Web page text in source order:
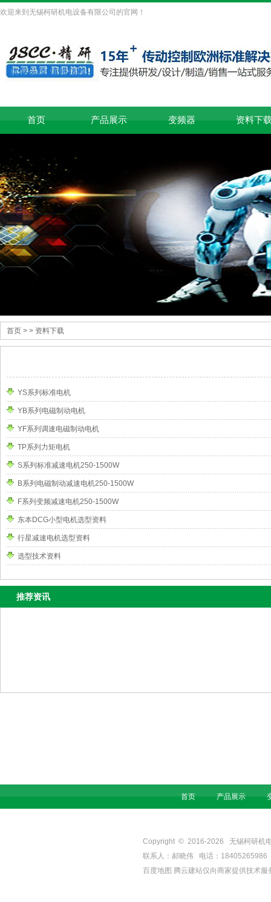
欢迎来到无锡柯研机电设备有限公司的官网！
首页 产品展示 变频器 资料下
首页 > > 资料下载
YS系列标准电机
YB系列电磁制动电机
YF系列调速电磁制动电机
TP系列力矩电机
S系列标准减速电机250-1500W
B系列电磁制动减速电机250-1500W
F系列变频减速电机250-1500W
东本DCG小型电机选型资料
行星减速电机选型资料
选型技术资料
推荐资讯
首页 产品展示
Copyright © 2016-2026
无锡柯研机
联系人：郝晓伟 电话：
百度地图 腾云建站仅向商家提供技术服